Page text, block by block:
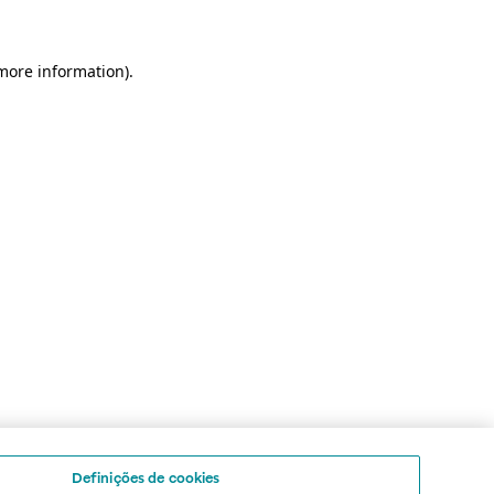
information).
Definições de cookies